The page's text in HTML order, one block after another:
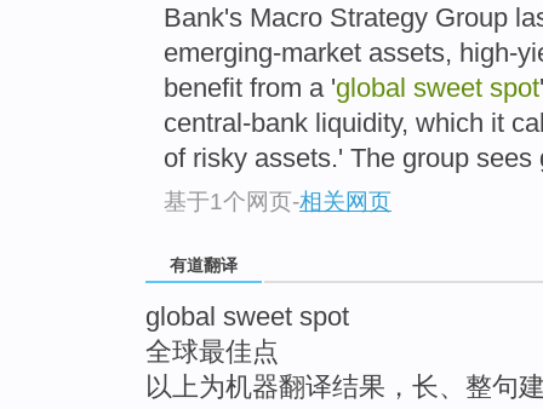
Bank's Macro Strategy Group
emerging-market assets, high-
benefit from a 'global sweet spot
central-bank liquidity, which it
of risky assets.' The group
基于1个网页-相关网页
有道翻译
global sweet spot
全球最佳点
以上为机器翻译结果，长、整句